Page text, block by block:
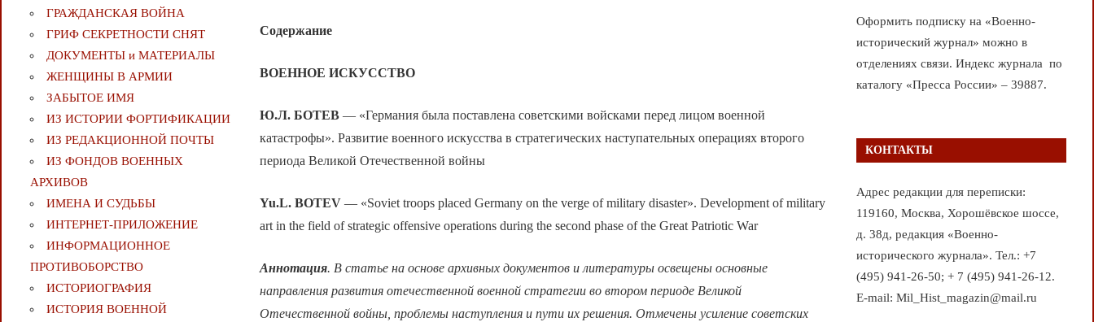
Содержание
ВОЕННОЕ ИСКУССТВО
Ю.Л. БОТЕВ — «Германия была поставлена советскими войсками перед лицом военной
катастрофы». Развитие военного искусства в стратегических наступательных операциях второго
периода Великой Отечественной войны
Yu.L. BOTEV — «Soviet troops placed Germany on the verge of military disaster». Development of military
art in the field of strategic offensive operations during the second phase of the Great Patriotic War
Аннотация. В статье на основе архивных документов и литературы освещены основные
направления развития отечественной военной стратегии во втором периоде Великой
Отечественной войны, проблемы наступления и пути их решения. Отмечены усиление советских
ГРАЖДАНСКАЯ ВОЙНА
ГРИФ СЕКРЕТНОСТИ СНЯТ
ДОКУМЕНТЫ и МАТЕРИАЛЫ
ЖЕНЩИНЫ В АРМИИ
ЗАБЫТОЕ ИМЯ
ИЗ ИСТОРИИ ФОРТИФИКАЦИИ
ИЗ РЕДАКЦИОННОЙ ПОЧТЫ
ИЗ ФОНДОВ ВОЕННЫХ
АРХИВОВ
ИМЕНА И СУДЬБЫ
ИНТЕРНЕТ-ПРИЛОЖЕНИЕ
ИНФОРМАЦИОННОЕ
ПРОТИВОБОРСТВО
ИСТОРИОГРАФИЯ
ИСТОРИЯ ВОЕННОЙ
Оформить подписку на «Военно-
исторический журнал» можно в
отделениях связи. Индекс журнала по
каталогу «Пресса России» – 39887.
КОНТАКТЫ
Адрес редакции для переписки:
119160, Москва, Хорошёвское шоссе,
д. 38д, редакция «Военно-
исторического журнала». Тел.: +7
(495) 941-26-50; + 7 (495) 941-26-12.
E-mail: Mil_Hist_magazin@mail.ru